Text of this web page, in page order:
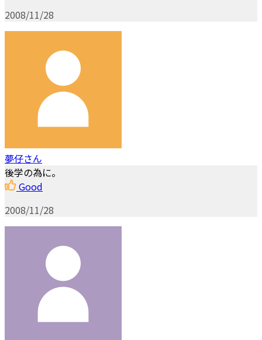
2008/11/28
夢仔さん
後学の為に。
Good
2008/11/28